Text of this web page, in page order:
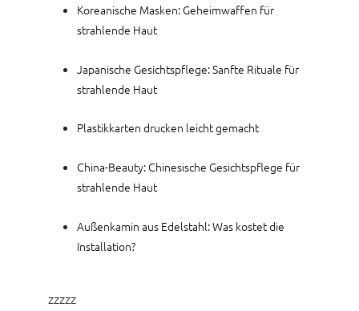
Koreanische Masken: Geheimwaffen für
strahlende Haut
Japanische Gesichtspflege: Sanfte Rituale für
strahlende Haut
Plastikkarten drucken leicht gemacht
China-Beauty: Chinesische Gesichtspflege für
strahlende Haut
Außenkamin aus Edelstahl: Was kostet die
Installation?
zzzzz